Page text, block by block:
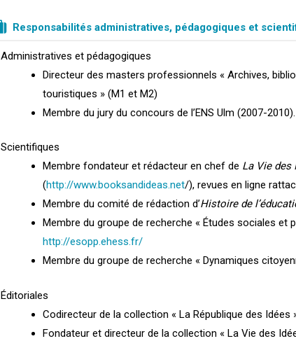
Responsabilités administratives, pédagogiques et
Administratives et pédagogiques
Directeur des masters professionnels « Archives,
touristiques » (M1 et M2)
Membre du jury du concours de l’ENS Ulm (2007-2010).
Scientifiques
Membre fondateur et rédacteur en chef de La Vie des
(http://www.booksandideas.net/), revues en ligne
Membre du comité de rédaction d’Histoire de
Membre du groupe de recherche « Études sociales et
http://esopp.ehess.fr/
Membre du groupe de recherche « Dynamiques
Éditoriales
Codirecteur de la collection « La République des Idées
Fondateur et directeur de la collection « La Vie des